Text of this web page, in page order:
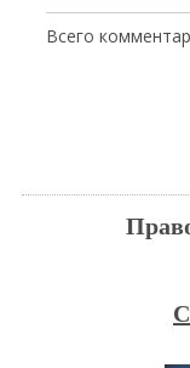
Всего